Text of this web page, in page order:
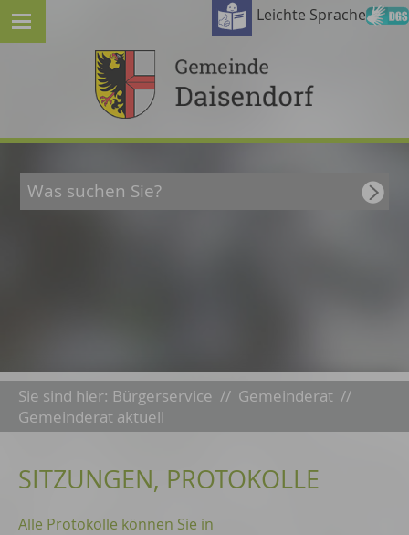
Leichte Sprache
Sie sind hier: Bürgerservice // Gemeinderat //
Gemeinderat aktuell
SITZUNGEN, PROTOKOLLE
Alle Protokolle können Sie in